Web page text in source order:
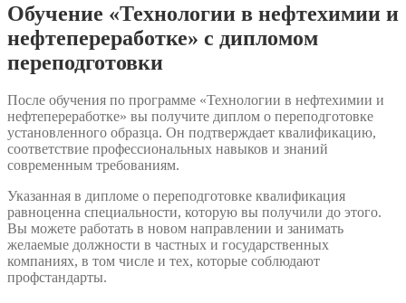
Обучение «Технологии в нефтехимии и
нефтепереработке» с дипломом
переподготовки
После обучения по программе «Технологии в нефтехимии и
нефтепереработке» вы получите диплом о переподготовке
установленного образца. Он подтверждает квалификацию,
соответствие профессиональных навыков и знаний
современным требованиям.
Указанная в дипломе о переподготовке квалификация
равноценна специальности, которую вы получили до этого.
Вы можете работать в новом направлении и занимать
желаемые должности в частных и государственных
компаниях, в том числе и тех, которые соблюдают
профстандарты.